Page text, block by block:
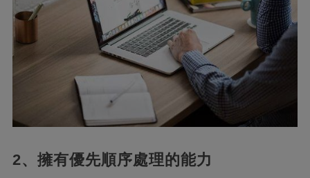
2、擁有優先順序處理的能力‍